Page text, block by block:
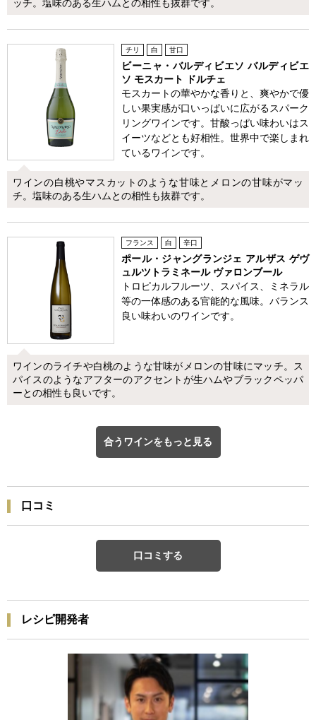
ッチ。塩味のある生ハムとの相性も抜群です。
チリ 白 甘口
ビーニャ・バルディビエソ バルディビエ
ソ モスカート ドルチェ
モスカートの華やかな香りと、爽やかで優
しい果実感が口いっぱいに広がるスパーク
リングワインです。甘酸っぱい味わいはス
イーツなどとも好相性。世界中で楽しまれ
ているワインです。
ワインの白桃やマスカットのような甘味とメロンの甘味がマッ
チ。塩味のある生ハムとの相性も抜群です。
フランス 白 辛口
ポール・ジャングランジェ アルザス ゲヴ
ュルツトラミネール ヴァロンブール
トロピカルフルーツ、スパイス、ミネラル
等の一体感のある官能的な風味。バランス
良い味わいのワインです。
ワインのライチや白桃のような甘味がメロンの甘味にマッチ。ス
パイスのようなアフターのアクセントが生ハムやブラックペッパ
ーとの相性も良いです。
合うワインをもっと見る
口コミ
口コミする
レシピ開発者